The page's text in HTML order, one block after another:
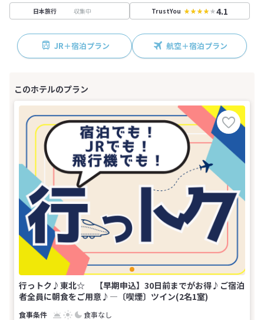
日本旅行 収集中 TrustYou 4.1
JR＋宿泊プラン 航空＋宿泊プラン
行っトク♪東北☆ 【早期申込】30日前までがお得♪ご宿泊
者全員に朝食をご用意♪―〔喫煙〕ツイン(2名1室)
食事なし